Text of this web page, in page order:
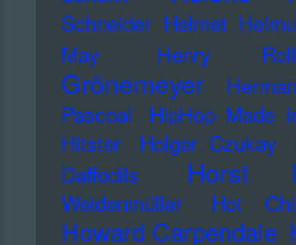
Schneider Helmet
May
Henry
Grönemeyer
Pascoal
HipHop Made
Hitster
Holger Czukay
Daffodils
Horst
Weidenmüller
Hot
Howard Carpendale